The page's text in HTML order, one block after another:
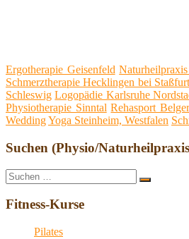
Ergotherapie Geisenfeld
Schmerztherapie Hecklingen bei Staßfurt
Schleswig Logopädie Karlsruhe
Physiotherapie Sinntal Rehasport
WeddingYoga Steinheim, Westfalen
Suchen (Physio/
Suche
nach:
Suchen
Fitness-Kurse
Pilates